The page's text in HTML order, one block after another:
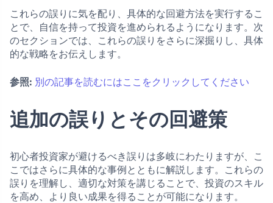
これらの誤りに気を配り、具体的な回避方法を実行するこ
とで、自信を持って投資を進められるようになります。次
のセクションでは、これらの誤りをさらに深掘りし、具体
的な戦略をお伝えします。
参照: 別の記事を読むにはここをクリックしてください
追加の誤りとその回避策
初心者投資家が避けるべき誤りは多岐にわたりますが、こ
こではさらに具体的な事例とともに解説します。これらの
誤りを理解し、適切な対策を講じることで、投資のスキル
を高め、より良い成果を得ることが可能になります。